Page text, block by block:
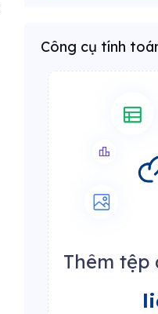
Công cụ tính
Thêm tệp